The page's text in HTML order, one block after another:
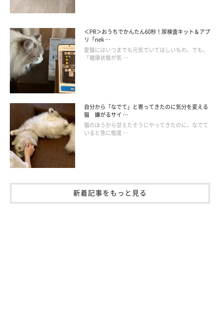
＜PR＞おうちでかんたん60秒！尿検査キット＆アプ
リ「nek …
愛猫にはいつまでも元気でいてほしいもの。でも、
「健康状態が気 …
自分から「なでて」と寄ってきたのに気分を変える
猫 嫌がるサイ …
猫のほうから甘えたそうにやってきたのに、なでて
いると急に態度 …
新着記事をもっと見る